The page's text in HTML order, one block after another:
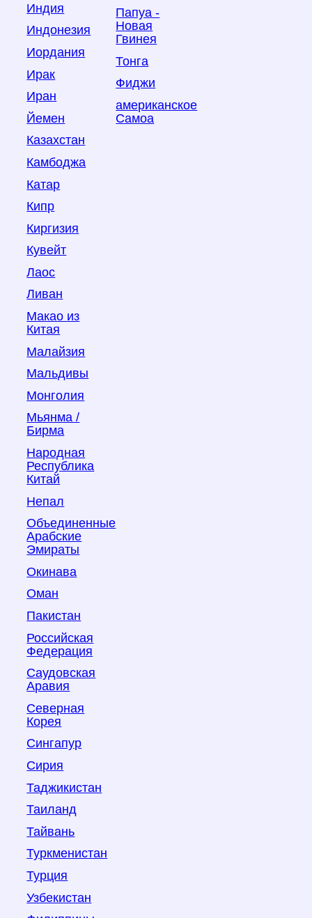
Индия
Индонезия
Иордания
Ирак
Иран
Йемен
Казахстан
Камбоджа
Катар
Кипр
Киргизия
Кувейт
Лаос
Ливан
Макао из
Китая
Малайзия
Мальдивы
Монголия
Мьянма /
Бирма
Народная
Республика
Китай
Непал
Объединенные
Арабские
Эмираты
Окинава
Оман
Пакистан
Российская
Федерация
Саудовская
Аравия
Северная
Корея
Сингапур
Сирия
Таджикистан
Таиланд
Тайвань
Туркменистан
Турция
Узбекистан
Папуа -
Новая
Гвинея
Тонга
Фиджи
американское
Самоа